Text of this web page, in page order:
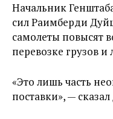
Начальник
сил Раимберди
самолеты повысят
перевозке грузов и
«Это лишь часть
поставки», —